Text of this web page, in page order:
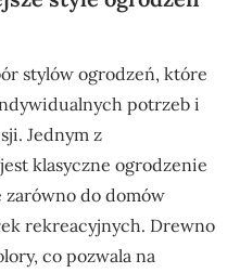
stylów ogrodzeń, które
potrzeb i
Jednym z
klasyczne ogrodzenie
do domów
rekreacyjnych. Drewno
co pozwala na